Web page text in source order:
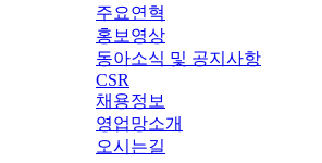
주요연혁
홍보영상
동아소식 및 공지사항
CSR
채용정보
영업망소개
오시는길